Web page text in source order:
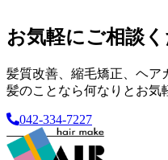
お気軽にご相談
髪質改善、縮毛矯正、ヘア
髪のことなら何なりとお気
042-334-7227